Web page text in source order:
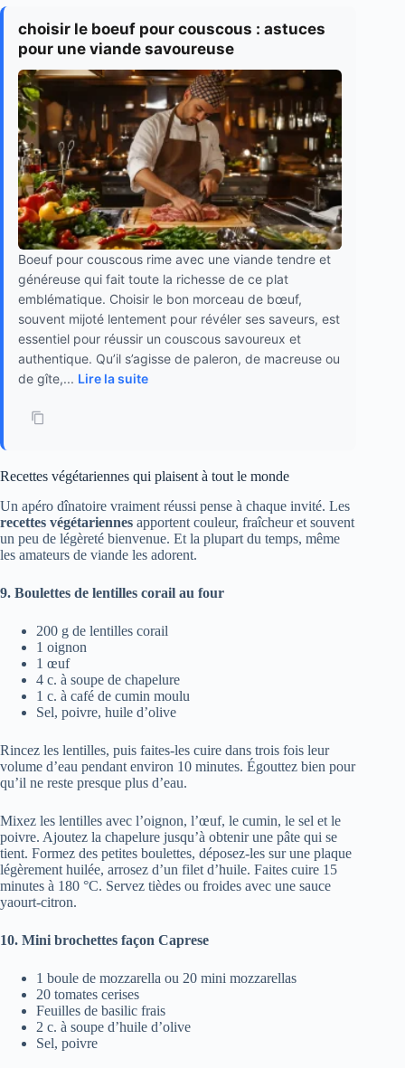
choisir le boeuf pour couscous : astuces
pour une viande savoureuse
Boeuf pour couscous rime avec une viande tendre et
généreuse qui fait toute la richesse de ce plat
emblématique. Choisir le bon morceau de bœuf,
souvent mijoté lentement pour révéler ses saveurs, est
essentiel pour réussir un couscous savoureux et
authentique. Qu’il s’agisse de paleron, de macreuse ou
de gîte,... Lire la suite
Recettes végétariennes qui plaisent à tout le monde
Un apéro dînatoire vraiment réussi pense à chaque invité. Les
recettes végétariennes apportent couleur, fraîcheur et souvent
un peu de légèreté bienvenue. Et la plupart du temps, même
les amateurs de viande les adorent.
9. Boulettes de lentilles corail au four
200 g de lentilles corail
1 oignon
1 œuf
4 c. à soupe de chapelure
1 c. à café de cumin moulu
Sel, poivre, huile d’olive
Rincez les lentilles, puis faites-les cuire dans trois fois leur
volume d’eau pendant environ 10 minutes. Égouttez bien pour
qu’il ne reste presque plus d’eau.
Mixez les lentilles avec l’oignon, l’œuf, le cumin, le sel et le
poivre. Ajoutez la chapelure jusqu’à obtenir une pâte qui se
tient. Formez des petites boulettes, déposez-les sur une plaque
légèrement huilée, arrosez d’un filet d’huile. Faites cuire 15
minutes à 180 °C. Servez tièdes ou froides avec une sauce
yaourt-citron.
10. Mini brochettes façon Caprese
1 boule de mozzarella ou 20 mini mozzarellas
20 tomates cerises
Feuilles de basilic frais
2 c. à soupe d’huile d’olive
Sel, poivre